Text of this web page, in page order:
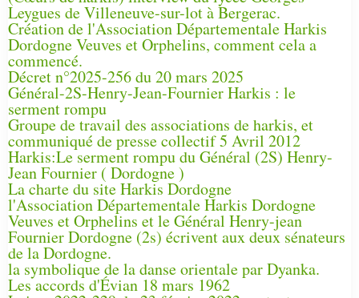
Leygues de Villeneuve-sur-lot à Bergerac.
Création de l'Association Départementale Harkis
Dordogne Veuves et Orphelins, comment cela a
commencé.
Décret n°2025-256 du 20 mars 2025
Général-2S-Henry-Jean-Fournier Harkis : le
serment rompu
Groupe de travail des associations de harkis, et
communiqué de presse collectif 5 Avril 2012
Harkis:Le serment rompu du Général (2S) Henry-
Jean Fournier ( Dordogne )
La charte du site Harkis Dordogne
l'Association Départementale Harkis Dordogne
Veuves et Orphelins et le Général Henry-jean
Fournier Dordogne (2s) écrivent aux deux sénateurs
de la Dordogne.
la symbolique de la danse orientale par Dyanka.
Les accords d'Évian 18 mars 1962